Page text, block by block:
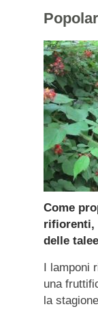
Come
rifiorenti,
delle talee
I lamponi
una
la